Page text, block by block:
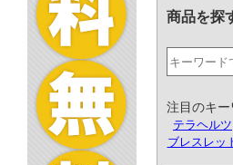
商品を探
注目のキー
テラヘルツ
ブレスレッ